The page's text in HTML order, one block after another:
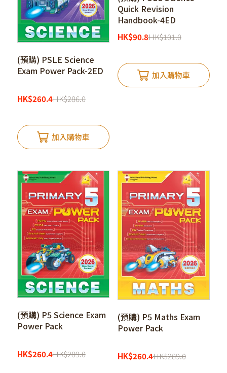
(預購) PSLE Science
Exam Power Pack-2ED
HK$260.4HK$286.0
加入購物車
Quick Revision
Handbook-4ED
HK$90.8HK$101.0
加入購物車
(預購) P5 Science Exam
Power Pack
HK$260.4HK$289.0
(預購) P5 Maths Exam
Power Pack
HK$260.4HK$289.0